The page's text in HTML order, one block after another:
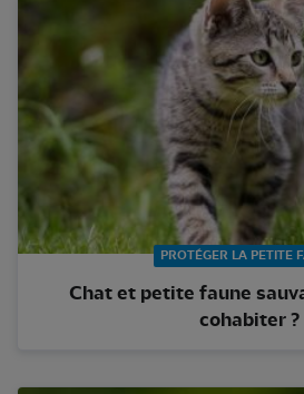
PROTÉGER LA PETITE
Chat et petite faune
cohabiter ?